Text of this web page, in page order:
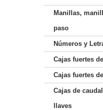
Manillas,
paso
Números y
Cajas fuertes
Cajas fuertes
Cajas de
llaves